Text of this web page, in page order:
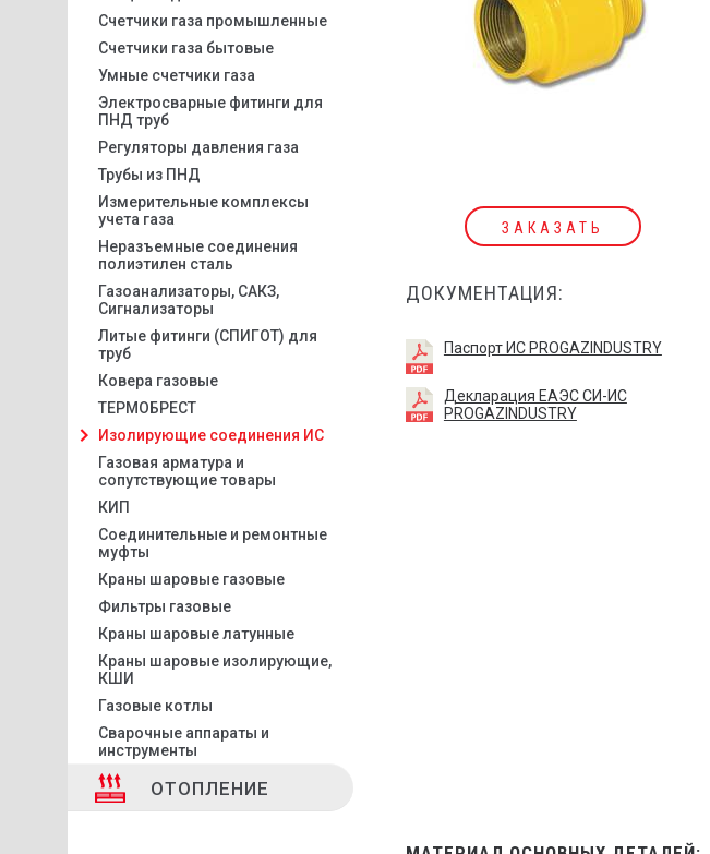
Счетчики газа промышленные
Счетчики газа бытовые
Умные счетчики газа
Электросварные фитинги для
ПНД труб
Регуляторы давления газа
Трубы из ПНД
Измерительные комплексы
учета газа
Неразъемные соединения
полиэтилен сталь
Газоанализаторы, САКЗ,
Сигнализаторы
Литые фитинги (СПИГОТ) для
труб
Ковера газовые
ТЕРМОБРЕСТ
Изолирующие соединения ИС
Газовая арматура и
сопутствующие товары
КИП
Соединительные и ремонтные
муфты
Краны шаровые газовые
Фильтры газовые
Краны шаровые латунные
Краны шаровые изолирующие,
КШИ
Газовые котлы
Сварочные аппараты и
инструменты
ОТОПЛЕНИЕ
ЗАКАЗАТЬ
ДОКУМЕНТАЦИЯ:
Паспорт ИС PROGAZINDUSTRY
Декларация ЕАЭС СИ-ИС
PROGAZINDUSTRY